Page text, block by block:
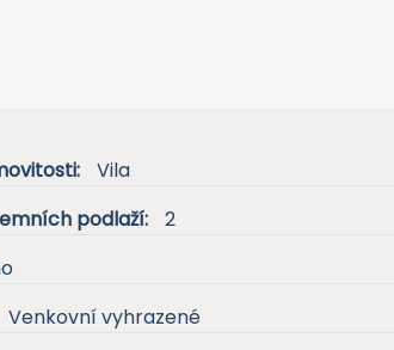
Vila
podlaží:
2
Venkovní vyhrazené